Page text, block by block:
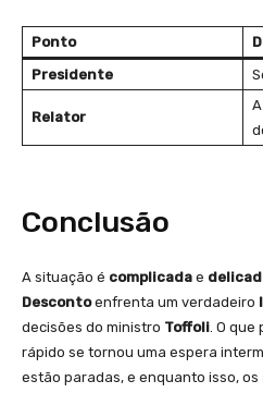
Ponto
Presidente
Relator
Conclusão
A situação é complicada e
Descontoenfrenta um verdadeiro
decisões do ministro Toffoli. O que
rápido se tornou uma espera
estão paradas, e enquanto isso, os